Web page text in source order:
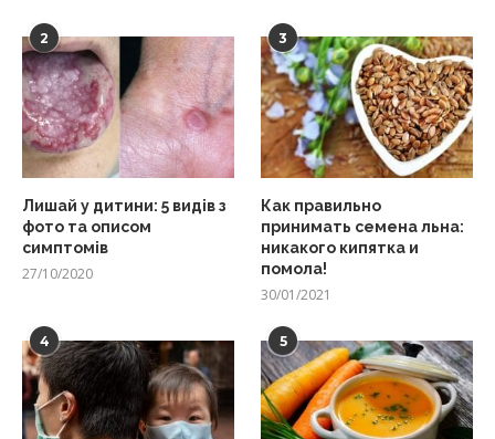
2
Лишай у дитини: 5 видів з
фото та описом
симптомів
27/10/2020
3
Как правильно
принимать семена льна:
никакого кипятка и
помола!
30/01/2021
4 5